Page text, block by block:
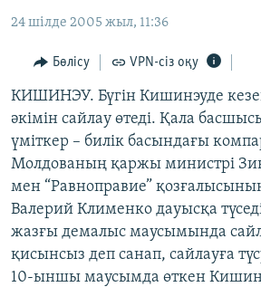
main
Search
АДАМ ҚҰҚЫҚТАРЫ
ӘЛЕУМЕТ
ӘЛЕМ
АРНАЙЫ ЖОБАЛАР
Русский
ЖАЗЫЛЫҢЫЗ
24 шілде 2005 жыл, 11:36
Бөлісу VPN-сіз оқу
КИШИНЭУ. Бүгін Кишинэуде
әкімін сайлау өтеді. Қала
үміткер – билік басындағы
Молдованың қаржы министрі
мен “Равноправие”
Валерий Клименко дауысқа
жазғы демалыс маусымында
қисынсыз деп санап, сайлауға
10-ыншы маусымда өткен